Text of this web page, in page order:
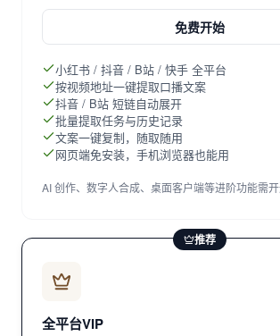
免费开始
小红书 / 抖音 / B站 / 快手 全平台
按视频地址一键提取口播文案
抖音 / B站 短链自动展开
批量提取任务与历史记录
文案一键复制，随取随用
网页端免安装，手机浏览器也能用
AI 创作、数字人合成、桌面客户端等进阶功能需开
推荐
全平台VIP